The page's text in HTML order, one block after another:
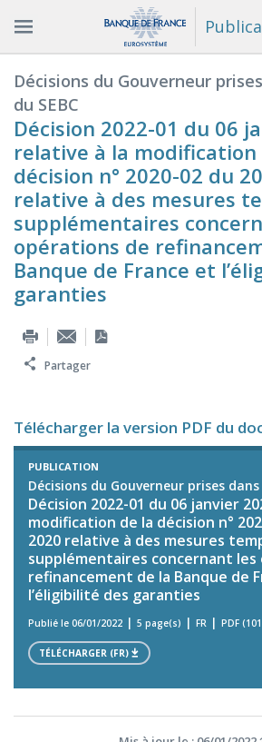
Décisions du Gouverneur
du SEBC
Décision 2022-01 du 06
relative à la modification
décision n° 2020-02 du
relative à des mesures
supplémentaires
opérations de
Banque de France et
garanties
Partager
Télécharger la version PDF du
PUBLICATION
Décisions du Gouverneur prises dans
Décision 2022-01 du 06 janvier
modification de la décision n°
2020 relative à des mesures
supplémentaires concernant
refinancement de la Banque de
l’éligibilité des garanties
Publié le 06/01/2022 5 page(s) FR PDF
TÉLÉCHARGER (FR)